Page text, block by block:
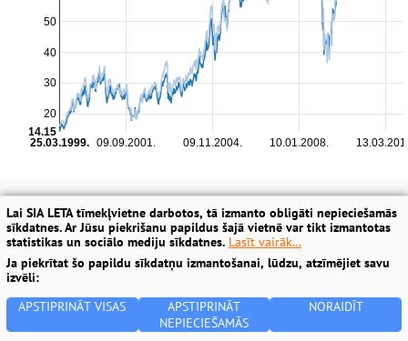
Lai SIA LETA tīmekļvietne darbotos, tā izmanto obligāti nepieciešamās
sīkdatnes. Ar Jūsu piekrišanu papildus šajā vietnē var tikt izmantotas
statistikas un sociālo mediju sīkdatnes. Lasīt vairāk...
Ja piekrītat šo papildu sīkdatņu izmantošanai, lūdzu, atzīmējiet savu
izvēli:
APSTIPRINĀT VISAS
APSTIPRINĀT
NEPIECIEŠAMĀS
NORAIDĪT